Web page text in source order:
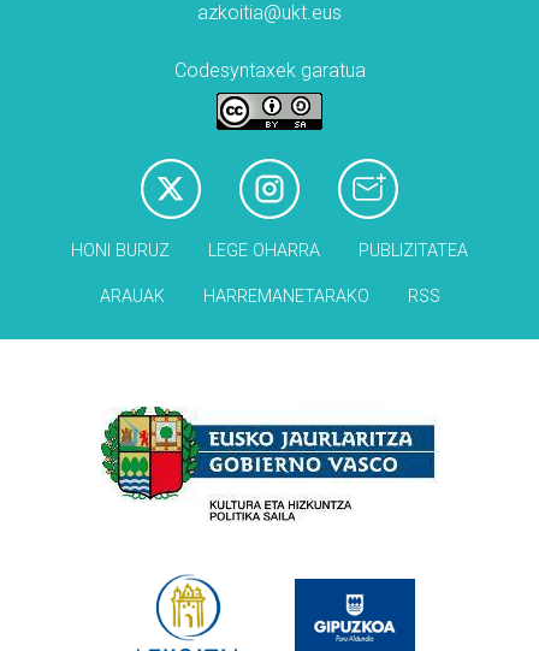
azkoitia@ukt.eus
Codesyntaxek garatua
HONI BURUZ LEGE OHARRA PUBLIZITATEA
ARAUAK HARREMANETARAKO RSS